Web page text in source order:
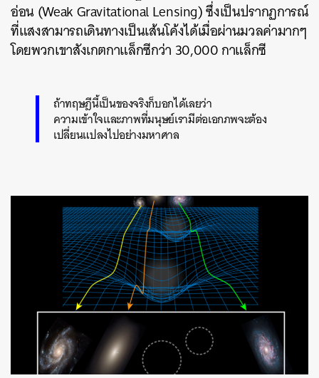
อ่อน (Weak Gravitational Lensing) ซึ่งเป็นปรากฏการณ์
ที่แสงสามารถเดินทางเป็นเส้นโค้งได้เมื่อผ่านมวลค่ามากๆ
โดยพวกเขาสังเกตกาแล็กซีกว่า 30,000 กาแล็กซี
ถ้าทฤษฎีนี้เป็นของจริงก็บอกได้เลยว่า
ความเข้าใจและภาพที่มนุษย์เรามีต่อเอกภพจะต้อง
เปลี่ยนแปลงไปอย่างมหาศาล